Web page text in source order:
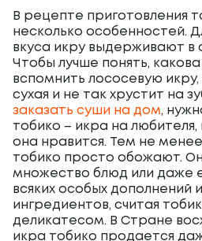
В рецепте приготовления
несколько особенностей.
вкуса икру выдерживают в
Чтобы лучше понять,
вспомнить лососевую
сухая и не так хрустит на
заказать суши на дом,
тобико – икра на
она нравится. Тем не
тобико просто обожают.
множество блюд или даже
всяких особых дополнений
ингредиентов, считая
деликатесом. В Стране
икра тобико продается